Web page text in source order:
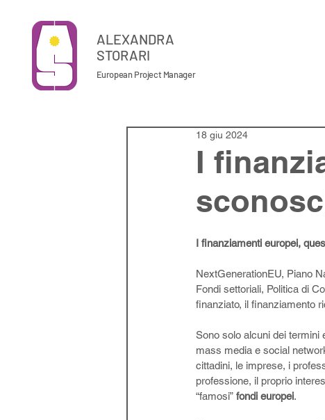
ALEXANDRA
STORARI
European Project Manager
I
18 giu 2024
I finanziamenti europei,
NextGenerationEU, Piano
Fondi settoriali, Politica di
finanziato, il finanziamento
Sono solo alcuni dei termini
mass media e social
cittadini, le imprese, i
professione, il proprio
“famosi” fondi europei.